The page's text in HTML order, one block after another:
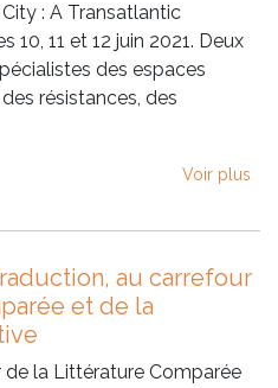
: A Transatlantic
10, 11 et 12 juin 2021. Deux
des espaces
résistances, des
Voir plus
au carrefour
et de la
de la Littérature Comparée